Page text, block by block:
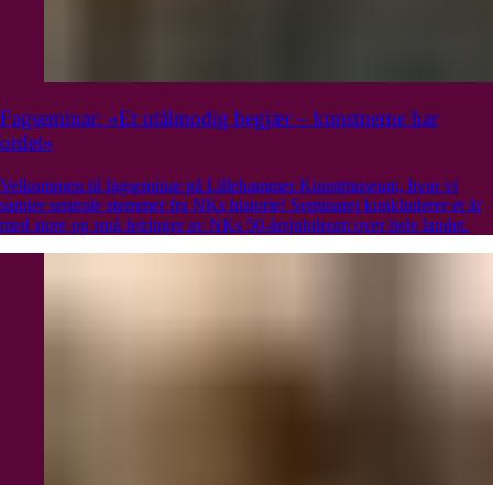
Fagseminar: «Et utålmodig begjær – kunstnerne har
ordet»
Velkommen til fagseminar på Lillehammer Kunstmuseum, hvor vi
samler sentrale stemmer fra NKs historie! Seminaret konkluderer et år
med store og små feiringer av NKs 50-årsjubileum over hele landet.